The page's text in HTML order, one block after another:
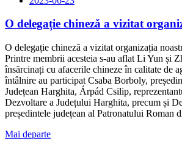
O delegație chineză a vizitat
O delegație chineză a vizitat organizația
Printre membrii acesteia s-au aflat Li Yun și
însărcinați cu afacerile chineze în calitate de
întâlnire au participat Csaba Borboly,
Județean Harghita, Árpád Csilip,
Dezvoltare a Județului Harghita, precum și
președintele județean al Patronatului Roman
Mai departe